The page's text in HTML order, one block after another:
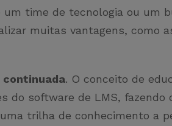
time de tecnologia ou um
muitas vantagens, como
continuada. O conceito de
do software de LMS, fazendo
trilha de conhecimento a